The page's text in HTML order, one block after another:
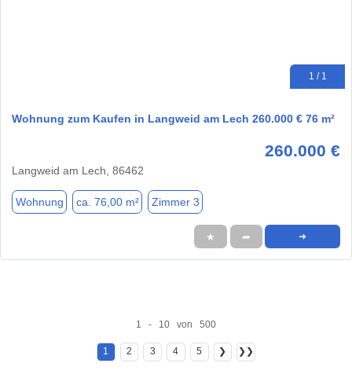
1 / 1
Wohnung zum Kaufen in Langweid am Lech 260.000 € 76 m²
260.000 €
Langweid am Lech, 86462
Wohnung ca. 76,00 m² Zimmer 3
★ ➦ ➜
1 - 10 von 500
1 2 3 4 5 ❯ ❯❯